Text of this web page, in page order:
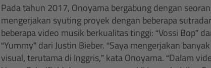
Pada tahun 2017, Onoyama bergabung dengan
mengerjakan syuting proyek dengan beberapa
beberapa video musik berkualitas tinggi: “Vossi Bop”
“Yummy” dari Justin Bieber. “Saya mengerjakan
visual, terutama di Inggris,” kata Onoyama. “Dalam